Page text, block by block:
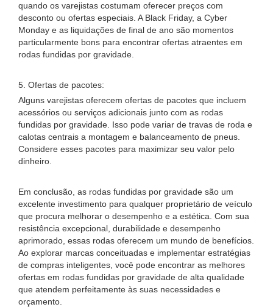
quando os varejistas costumam oferecer preços com
desconto ou ofertas especiais. A Black Friday, a Cyber ​​
Monday e as liquidações de final de ano são momentos
particularmente bons para encontrar ofertas atraentes em
rodas fundidas por gravidade.
5. Ofertas de pacotes:
Alguns varejistas oferecem ofertas de pacotes que incluem
acessórios ou serviços adicionais junto com as rodas
fundidas por gravidade. Isso pode variar de travas de roda e
calotas centrais a montagem e balanceamento de pneus.
Considere esses pacotes para maximizar seu valor pelo
dinheiro.
Em conclusão, as rodas fundidas por gravidade são um
excelente investimento para qualquer proprietário de veículo
que procura melhorar o desempenho e a estética. Com sua
resistência excepcional, durabilidade e desempenho
aprimorado, essas rodas oferecem um mundo de benefícios.
Ao explorar marcas conceituadas e implementar estratégias
de compras inteligentes, você pode encontrar as melhores
ofertas em rodas fundidas por gravidade de alta qualidade
que atendem perfeitamente às suas necessidades e
orçamento.